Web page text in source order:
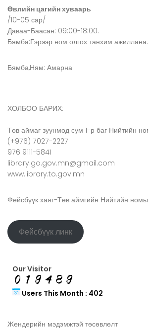
Өвлийн цагийн хуваарь
/10-05 сар/
Даваа-Баасан: 09:00-18:00.
Бямба:Гэрээр ном олгох танхим ажиллана.
Бямба,Ням: Амарна.
ХОЛБОО БАРИХ:
Төв аймаг зуунмод сум 1-р баг Нийтийн
(+976) 7027-2227
976 9111-5841
library.go.gov.mn@gmail.com
www.library.to.gov.mn
Фейсбүүк хаяг-Төв аймгийн Нийтийн
Фейсбүүк линк
Our Visitor
Users This Month : 402
Жендерийн мэдэмжтэй төсөвлөлт